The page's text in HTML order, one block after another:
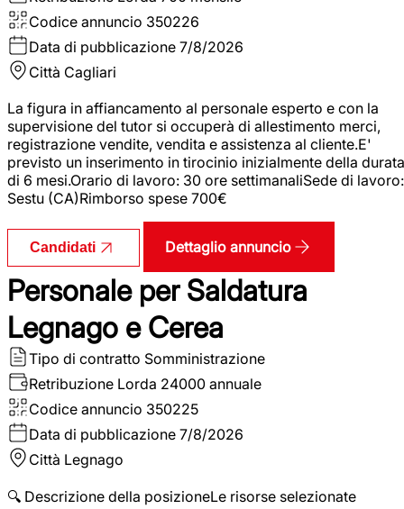
Codice annuncio 350226
Data di pubblicazione 7/8/2026
Città Cagliari
La figura in affiancamento al personale esperto e con la
supervisione del tutor si occuperà di allestimento merci,
registrazione vendite, vendita e assistenza al cliente.E'
previsto un inserimento in tirocinio inizialmente della durata
di 6 mesi.Orario di lavoro: 30 ore settimanaliSede di lavoro:
Sestu (CA)Rimborso spese 700€
Candidati Dettaglio annuncio
Personale per Saldatura
Legnago e Cerea
Tipo di contratto Somministrazione
Retribuzione Lorda 24000 annuale
Codice annuncio 350225
Data di pubblicazione 7/8/2026
Città Legnago
🔍 Descrizione della posizioneLe risorse selezionate